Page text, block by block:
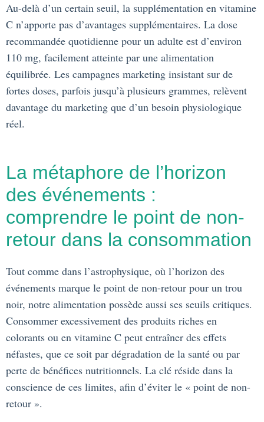
Au-delà d’un certain seuil, la supplémentation en vitamine
C n’apporte pas d’avantages supplémentaires. La dose
recommandée quotidienne pour un adulte est d’environ
110 mg, facilement atteinte par une alimentation
équilibrée. Les campagnes marketing insistant sur de
fortes doses, parfois jusqu’à plusieurs grammes, relèvent
davantage du marketing que d’un besoin physiologique
réel.
La métaphore de l’horizon
des événements :
comprendre le point de non-
retour dans la consommation
Tout comme dans l’astrophysique, où l’horizon des
événements marque le point de non-retour pour un trou
noir, notre alimentation possède aussi ses seuils critiques.
Consommer excessivement des produits riches en
colorants ou en vitamine C peut entraîner des effets
néfastes, que ce soit par dégradation de la santé ou par
perte de bénéfices nutritionnels. La clé réside dans la
conscience de ces limites, afin d’éviter le « point de non-
retour ».